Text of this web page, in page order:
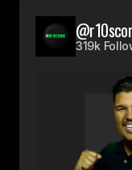
319k